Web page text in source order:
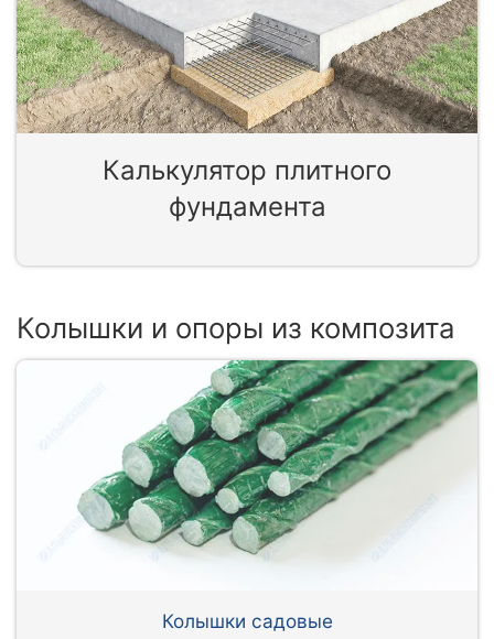
Калькулятор плитного
фундамента
Колышки и опоры из композита
Колышки садовые